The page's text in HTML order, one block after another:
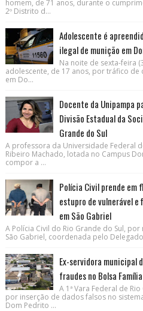
homem, de 71 anos, durante o
2º Distrito d...
Adolescente é
ilegal de munição em
Na noite de sexta-feira
adolescente, de 17 anos, por tráfico
em Do...
Docente da Unipampa
Divisão Estadual da
Grande do Sul
A professora da Universidade Federal
Ribeiro Machado, lotada no Campus
compor a ...
Polícia Civil prende
estupro de vulnerável
em São Gabriel
A Polícia Civil do Rio Grande do Sul,
São Gabriel, coordenada pelo
Ex-servidora municipal
fraudes no Bolsa Família
A 1ª Vara Federal de
por inserção de dados falsos no
Dom Pedrito ...